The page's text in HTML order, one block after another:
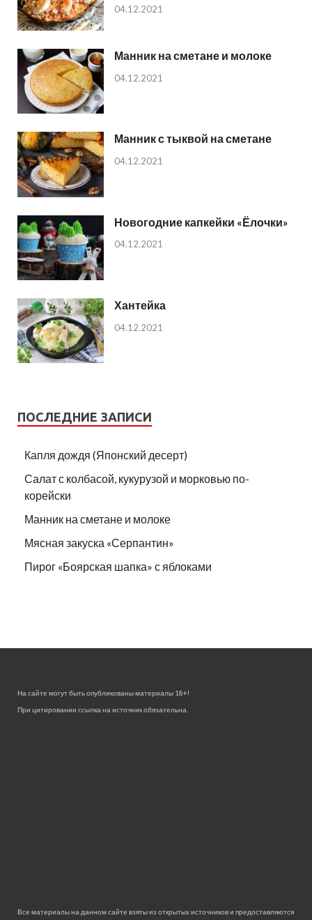
04.12.2021
Манник на сметане и молоке
04.12.2021
Манник с тыквой на сметане
04.12.2021
Новогодние капкейки «Ёлочки»
04.12.2021
Хантейка
04.12.2021
ПОСЛЕДНИЕ ЗАПИСИ
Капля дождя (Японский десерт)
Салат с колбасой, кукурузой и морковью по-
корейски
Манник на сметане и молоке
Мясная закуска «Серпантин»
Пирог «Боярская шапка» с яблоками
На сайте могут быть опубликованы материалы 18+!
При цитировании ссылка на источник обязательна.
Все материалы на данном сайте взяты из открытых источников и предоставляются